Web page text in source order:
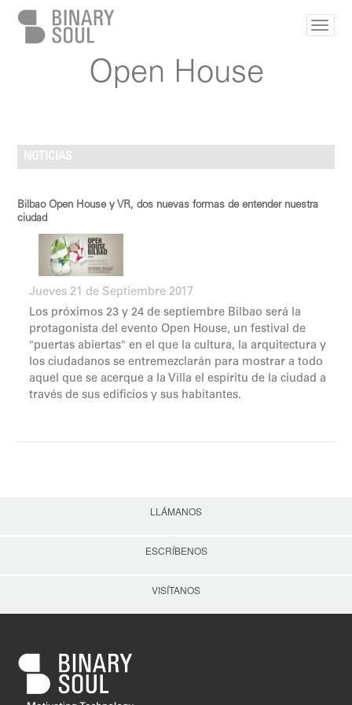
Pasar al contenido principalOpen House
NOTICIAS
Bilbao Open House y VR, dos nuevas formas de entender nuestra
ciudad
Jueves 21 de Septiembre 2017
Los próximos 23 y 24 de septiembre Bilbao será la
protagonista del evento Open House, un festival de
"puertas abiertas" en el que la cultura, la arquitectura y
los ciudadanos se entremezclarán para mostrar a todo
aquel que se acerque a la Villa el espíritu de la ciudad a
través de sus edificios y sus habitantes.
LLÁMANOS
ESCRÍBENOS
VISÍTANOS